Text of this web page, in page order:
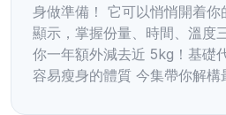
身做準備！ 它可以悄悄開着
顯示，掌握份量、時間、溫度
你一年額外減去近 5kg！基礎
容易瘦身的體質 今集帶你解